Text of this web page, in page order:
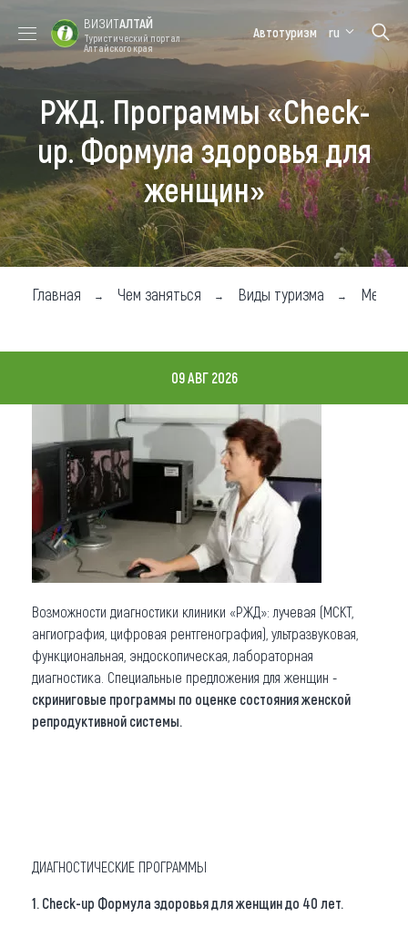
Форум VISIT
ALTAI
маральника
Медицинский
форум
Алтайская
зимовка
Туры
Где побывать
Чем заняться
Новости
Что привезти (сувениры)
О регионе
Коллекция впечатлений
Другие рубрики
ВИЗИТАЛТАЙ
Туристический портал
Алтайского края
Автотуризм ru
РЖД. Программы «Check-
up. Формула здоровья для
женщин»
Главная Чем заняться Виды туризма
09 АВГ 2026
Возможности диагностики клиники «РЖД»: лучевая (МСКТ,
ангиография, цифровая рентгенография), ультразвуковая,
функциональная, эндоскопическая, лабораторная
диагностика. Специальные предложения для женщин -
скриниговые программы по оценке состояния женской
репродуктивной системы.
ДИАГНОСТИЧЕСКИЕ ПРОГРАММЫ
1. Check-up Формула здоровья для женщин до 40 лет.